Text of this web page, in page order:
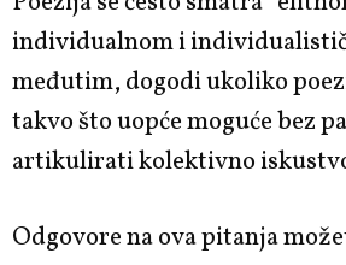
individualnom i
međutim, dogodi ukoliko
takvo što uopće moguće bez
artikulirati kolektivno
Odgovore na ova pitanja